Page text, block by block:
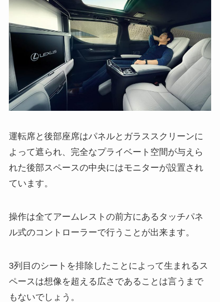
運転席と後部座席はパネルとガラススクリーンに
よって遮られ、完全なプライベート空間が与えら
れた後部スペースの中央にはモニターが設置され
ています。
操作は全てアームレストの前方にあるタッチパネ
ル式のコントローラーで行うことが出来ます。
3列目のシートを排除したことによって生まれるス
ペースは想像を超える広さであることは言うまで
もないでしょう。